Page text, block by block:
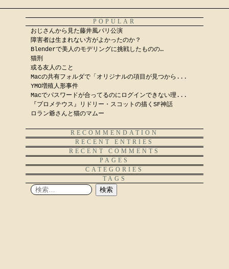
POPULAR
おじさんから見た藤井風パリ公演
障害者は生まれない方がよかったのか？
Blenderで美人のモデリングに挑戦したものの…
猫刑
或る友人のこと
Macの共有フォルダで「オリジナルの項目が見つから...
YMO増殖人形事件
Macでパスワードが合ってるのにログインできない理...
『プロメテウス』リドリー・スコットの描くSF神話
ロラン爺さんと猫のマムー
RECOMMENDATION
RECENT ENTRIES
RECENT COMMENTS
PAGES
CATEGORIES
TAGS